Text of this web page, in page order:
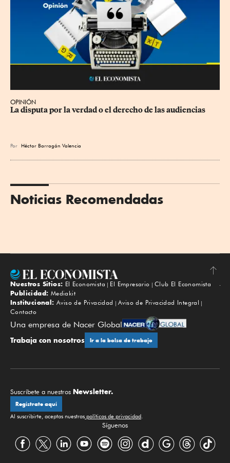
OPINIÓN
La disputa por la verdad o el derecho de las audiencias
Por Héctor Barragán Valencia
Noticias Recomendadas
Subir
Nuestros Sitios: El Economista El Empresario
Club El Economista
Publicidad: Mediakit
Institucional: Aviso de Privacidad
Aviso de Privacidad Integral
Contacto
Una empresa de Nacer Global
Trabaja con nosotros Ir a la bolsa de trabajo
Suscríbete a nuestros Newsletter.
Regístrate aquí
Al suscribirte, aceptas nuestras políticas de privacidad.
Síguenos